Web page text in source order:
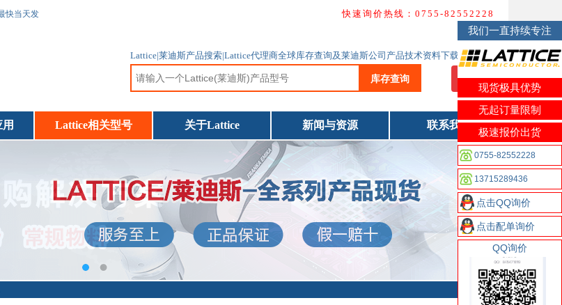
快当天发 快速询价热线：0755-82552228
Lattice|莱迪斯产品搜索|Lattice代理商全球库存查询及莱迪斯公司产品技术资料下载
库存查询 我要询价
Lattice相关型号 关于Lattice 新闻与资源 联系我们
我们一直持续专注
现货极具优势
无起订量限制
极速报价出货
0755-82552228
13715289436
点击QQ询价
点击配单询价
QQ询价